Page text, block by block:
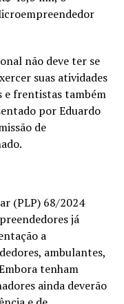
não deve ter se
suas atividades
e frentistas também
por Eduardo
de
(PLP) 68/2024
já
a
ambulantes,
tenham
ainda deverão